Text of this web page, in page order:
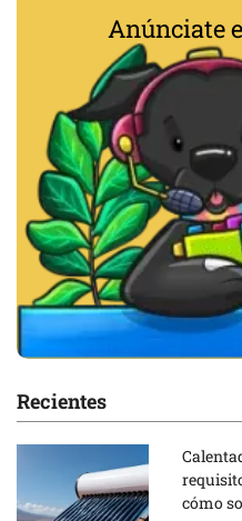
Anúnciate
Recientes
cómo